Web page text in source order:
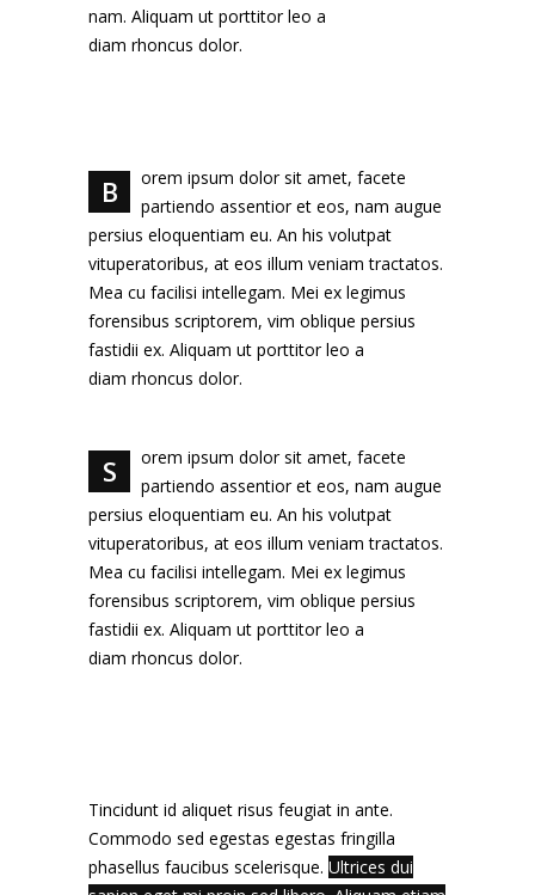
nam. Aliquam ut porttitor leo a
diam rhoncus dolor.
B
orem ipsum dolor sit amet, facete
partiendo assentior et eos, nam augue
persius eloquentiam eu. An his volutpat
vituperatoribus, at eos illum veniam tractatos.
Mea cu facilisi intellegam. Mei ex legimus
forensibus scriptorem, vim oblique persius
fastidii ex. Aliquam ut porttitor leo a
diam rhoncus dolor.
S
orem ipsum dolor sit amet, facete
partiendo assentior et eos, nam augue
persius eloquentiam eu. An his volutpat
vituperatoribus, at eos illum veniam tractatos.
Mea cu facilisi intellegam. Mei ex legimus
forensibus scriptorem, vim oblique persius
fastidii ex. Aliquam ut porttitor leo a
diam rhoncus dolor.
Tincidunt id aliquet risus feugiat in ante.
Commodo sed egestas egestas fringilla
phasellus faucibus scelerisque. Ultrices dui